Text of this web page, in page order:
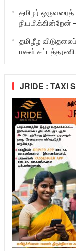
தமிழர்
நியமிக்கின்றேன்
தமிழீழ
மகள்
JRIDE : TAXI